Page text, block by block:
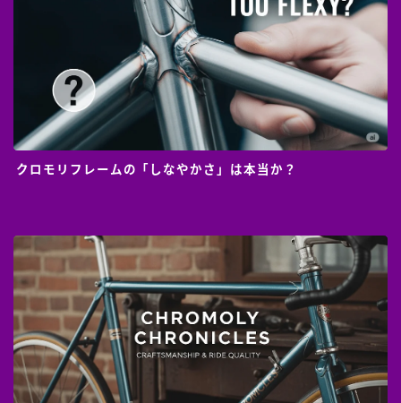
クロモリフレームの「しなやかさ」は本当か？